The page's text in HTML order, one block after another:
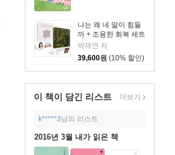
나는 왜 네 말이 힘들
까 + 조용한 회복 세트
박재연 저
39,600원 (10% 할인)
이 책이 담긴 리스트 더보기
k*****3님의 리스트
2016년 3월 내가 읽은 책